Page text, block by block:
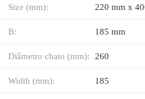
Size (mm): 220 mm x
B: 185 mm
Diâmetro chato (mm): 260
Width (mm): 185